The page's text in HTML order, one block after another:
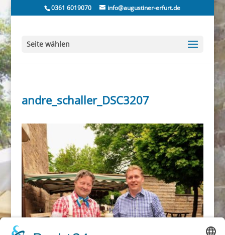
0361 6019070 info@augustiner-erfurt.de
Seite wählen
andre_schaller_DSC3207